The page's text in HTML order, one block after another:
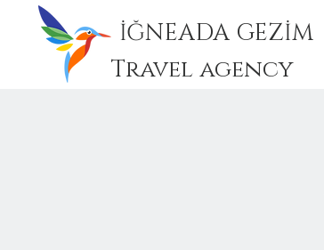
İĞNEADA GEZİM
Travel agency